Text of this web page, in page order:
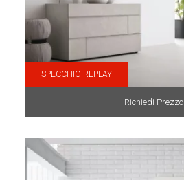
SPECCHIO REPLAY
Richiedi Prezzo